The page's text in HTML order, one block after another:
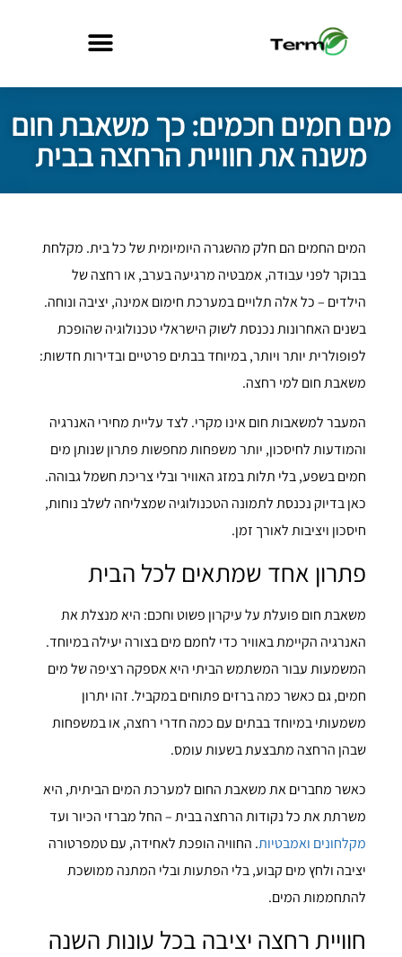
מים חמים חכמים: כך משאבת חום
משנה את חוויית הרחצה בבית
המים החמים הם חלק מהשגרה היומיומית של כל בית. מקלחת
בבוקר לפני עבודה, אמבטיה מרגיעה בערב, או רחצה של
הילדים – כל אלה תלויים במערכת חימום אמינה, יציבה ונוחה.
בשנים האחרונות נכנסת לשוק הישראלי טכנולוגיה שהופכת
לפופולרית יותר ויותר, במיוחד בבתים פרטיים ובדירות חדשות:
משאבת חום למי רחצה.
המעבר למשאבות חום אינו מקרי. לצד עליית מחירי האנרגיה
והמודעות לחיסכון, יותר משפחות מחפשות פתרון שנותן מים
חמים בשפע, בלי תלות במזג האוויר ובלי צריכת חשמל גבוהה.
כאן בדיוק נכנסת לתמונה הטכנולוגיה שמצליחה לשלב נוחות,
חיסכון ויציבות לאורך זמן.
פתרון אחד שמתאים לכל הבית
משאבת חום פועלת על עיקרון פשוט וחכם: היא מנצלת את
האנרגיה הקיימת באוויר כדי לחמם מים בצורה יעילה במיוחד.
המשמעות עבור המשתמש הביתי היא אספקה רציפה של מים
חמים, גם כאשר כמה ברזים פתוחים במקביל. זהו יתרון
משמעותי במיוחד בבתים עם כמה חדרי רחצה, או במשפחות
שבהן הרחצה מתבצעת בשעות עומס.
כאשר מחברים את משאבת החום למערכת המים הביתית, היא
משרתת את כל נקודות הרחצה בבית – החל מברזי הכיור ועד
מקלחונים ואמבטיות. החוויה הופכת לאחידה, עם טמפרטורה
יציבה ולחץ מים קבוע, בלי הפתעות ובלי המתנה ממושכת
להתחממות המים.
חוויית רחצה יציבה בכל עונות השנה